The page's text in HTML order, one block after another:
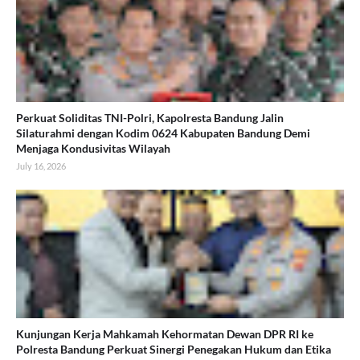
Perkuat Soliditas TNI-Polri, Kapolresta Bandung Jalin
Silaturahmi dengan Kodim 0624 Kabupaten Bandung Demi
Menjaga Kondusivitas Wilayah
July 16, 2026
Kunjungan Kerja Mahkamah Kehormatan Dewan DPR RI ke
Polresta Bandung Perkuat Sinergi Penegakan Hukum dan Etika